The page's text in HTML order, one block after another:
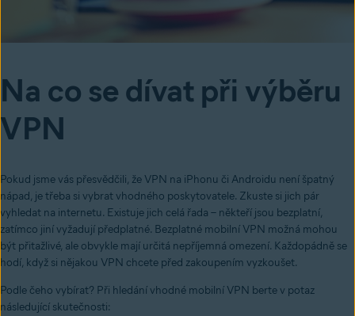
Na co se dívat při výběru
VPN
Pokud jsme vás přesvědčili, že VPN na iPhonu či Androidu není špatný
nápad, je třeba si vybrat vhodného poskytovatele. Zkuste si jich pár
vyhledat na internetu. Existuje jich celá řada – někteří jsou bezplatní,
zatímco jiní vyžadují předplatné. Bezplatné mobilní VPN možná mohou
být přitažlivé, ale obvykle mají určitá nepříjemná omezení. Každopádně se
hodí, když si nějakou VPN chcete před zakoupením vyzkoušet.
Podle čeho vybírat? Při hledání vhodné mobilní VPN berte v potaz
následující skutečnosti: